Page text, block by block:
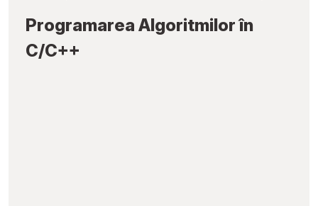
Programarea Algoritmilor în
C/C++